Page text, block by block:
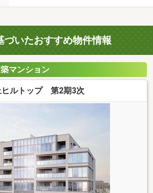
づいたおすすめ物件情報
マンション
ヒルトップ 第2期3次